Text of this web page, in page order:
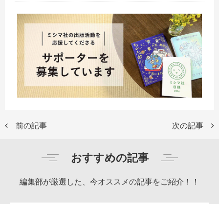
前の記事 次の記事
おすすめの記事
編集部が厳選した、今オススメの記事をご紹介！！